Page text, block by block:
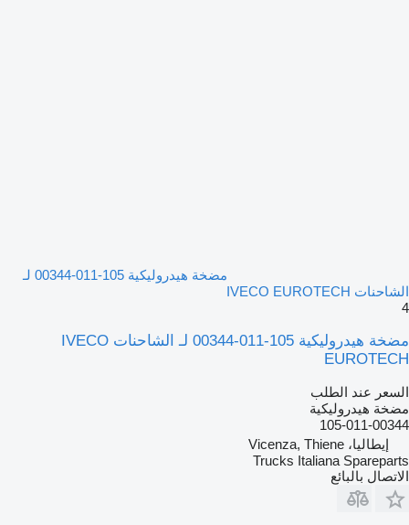
مضخة هيدروليكية 105-011-00344 لـ
الشاحنات IVECO EUROTECH
4
مضخة هيدروليكية 105-011-00344 لـ الشاحنات IVECO
EUROTECH
السعر عند الطلب
مضخة هيدروليكية
105-011-00344
إيطاليا، Vicenza, Thiene
Trucks Italiana Spareparts
الاتصال بالبائع